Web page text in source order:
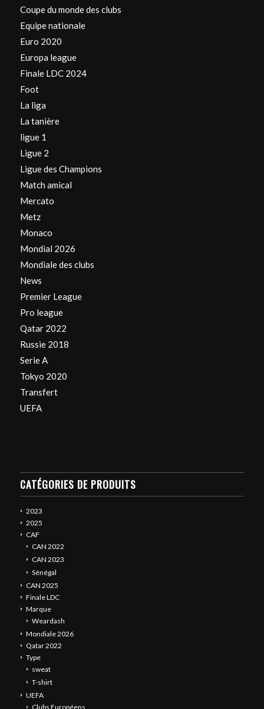
Coupe du monde des clubs
Equipe nationale
Euro 2020
Europa league
Finale LDC 2024
Foot
La liga
La tanière
ligue 1
Ligue 2
Ligue des Champions
Match amical
Mercato
Metz
Monaco
Mondial 2026
Mondiale des clubs
News
Premier League
Pro league
Qatar 2022
Russie 2018
Serie A
Tokyo 2020
Transfert
UEFA
CATÉGORIES DE PRODUITS
2023
2025
CAF
CAN 2022
CAN 2023
Sénégal
CAN 2025
Finale LDC
Marque
Weardash
Mondiale 2026
Qatar 2022
Type
sweat
T-shirt
UEFA
Clubs Européens